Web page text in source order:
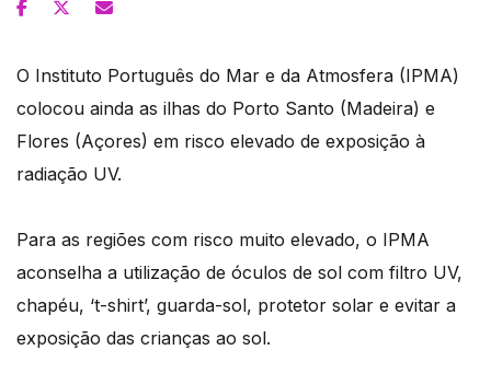
O Instituto Português do Mar e da Atmosfera (IPMA)
colocou ainda as ilhas do Porto Santo (Madeira) e
Flores (Açores) em risco elevado de exposição à
radiação UV.
Para as regiões com risco muito elevado, o IPMA
aconselha a utilização de óculos de sol com filtro UV,
chapéu, ‘t-shirt’, guarda-sol, protetor solar e evitar a
exposição das crianças ao sol.